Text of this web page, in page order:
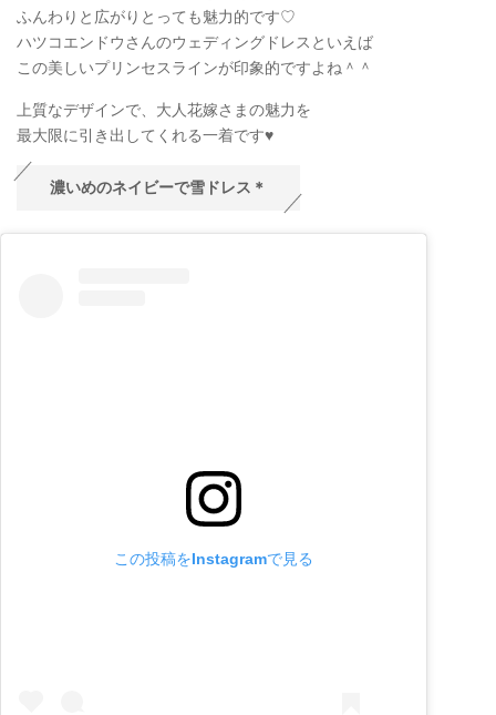
ふんわりと広がりとっても魅力的です♡
ハツコエンドウさんのウェディングドレスといえば
この美しいプリンセスラインが印象的ですよね＾＾
上質なデザインで、大人花嫁さまの魅力を
最大限に引き出してくれる一着です♥
濃いめのネイビーで雪ドレス＊
この投稿をInstagramで見る